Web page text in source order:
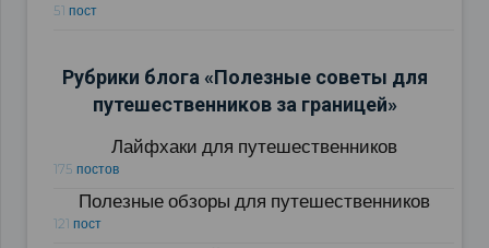
51 пост
Рубрики блога «Полезные советы для
путешественников за границей»
Лайфхаки для путешественников
175 постов
Полезные обзоры для путешественников
121 пост